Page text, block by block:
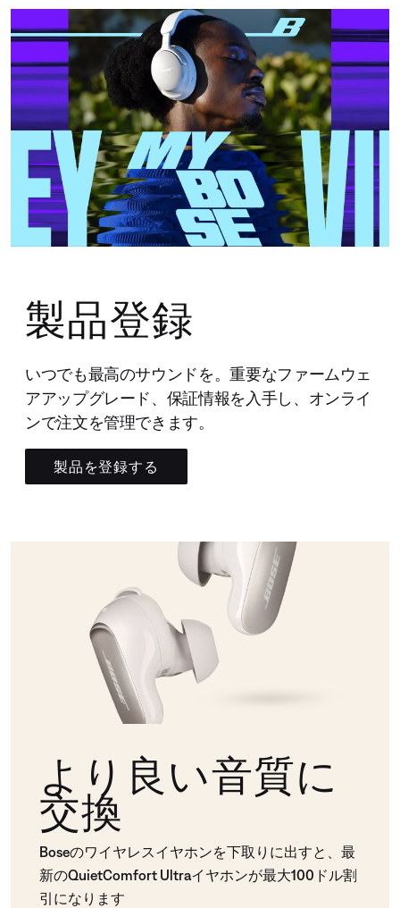
製品登録
いつでも最高のサウンドを。重要なファームウェ
アアップグレード、保証情報を入手し、オンライ
ンで注文を管理できます。
製品を登録する
より良い音質に
交換
Boseのワイヤレスイヤホンを下取りに出すと、最
新のQuietComfort Ultraイヤホンが最大100ドル割
引になります